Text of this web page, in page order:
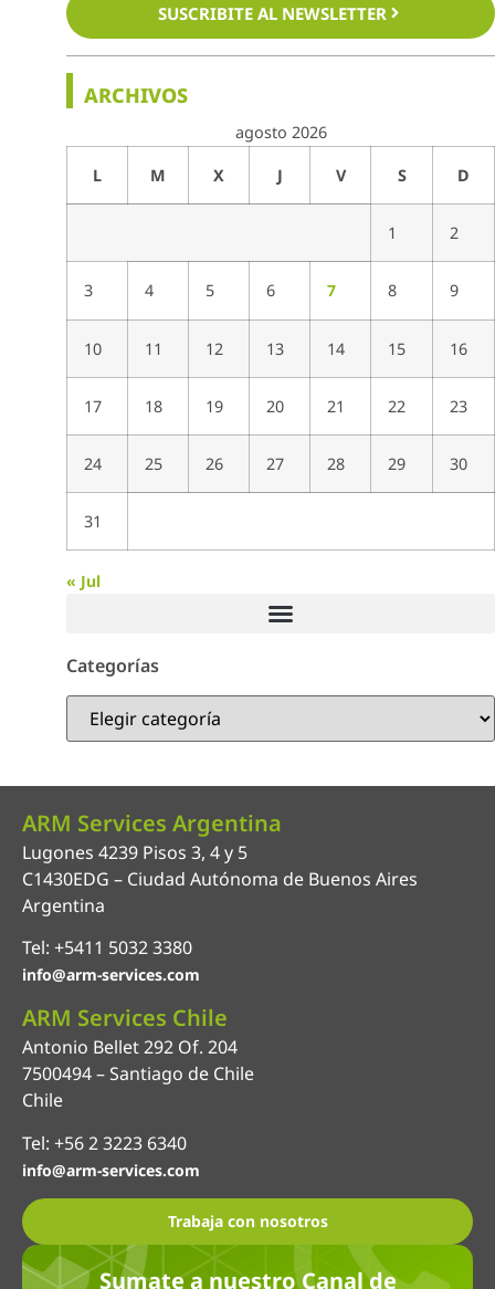
SUSCRIBITE AL NEWSLETTER
ARCHIVOS
agosto 2026
L M X J V S D
1 2
3 4 5 6 7 8 9
10 11 12 13 14 15 16
17 18 19 20 21 22 23
24 25 26 27 28 29 30
31
« Jul
Categorías
ARM Services Argentina
Lugones 4239 Pisos 3, 4 y 5
C1430EDG – Ciudad Autónoma de Buenos Aires
Argentina
Tel: +5411 5032 3380
info@arm-services.com
ARM Services Chile
Antonio Bellet 292 Of. 204
7500494 – Santiago de Chile
Chile
Tel: +56 2 3223 6340
info@arm-services.com
Trabaja con nosotros
Sumate a nuestro Canal de